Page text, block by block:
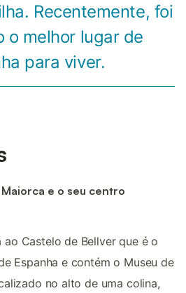
Recentemente, foi
o melhor lugar de
para viver.
e o seu centro
ao Castelo de Bellver que é o
Espanha e contém o Museu de
no alto de uma colina,